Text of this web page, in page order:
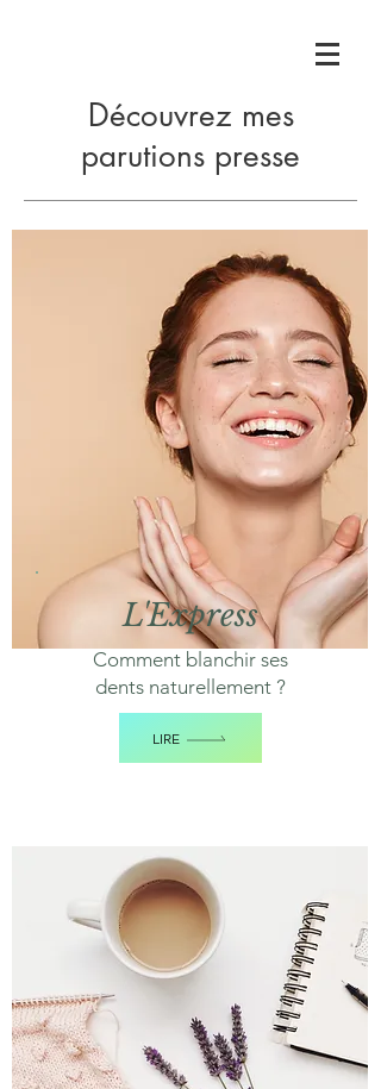
Découvrez mes
parutions presse
L'Express
Comment blanchir ses
dents naturellement ?
LIRE